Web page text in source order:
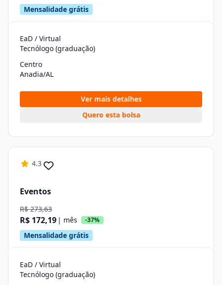
Mensalidade grátis
EaD / Virtual
Tecnólogo (graduação)
Centro
Anadia/AL
Ver mais detalhes
Quero esta bolsa
4.3
Eventos
R$ 273,63
R$ 172,19 | mês -37%
Mensalidade grátis
EaD / Virtual
Tecnólogo (graduação)